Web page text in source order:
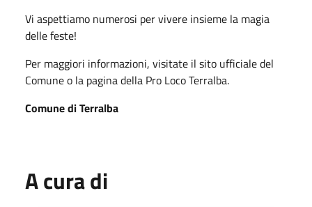
Vi aspettiamo numerosi per vivere insieme la magia
delle feste!
Per maggiori informazioni, visitate il sito ufficiale del
Comune o la pagina della Pro Loco Terralba.
Comune di Terralba
A cura di